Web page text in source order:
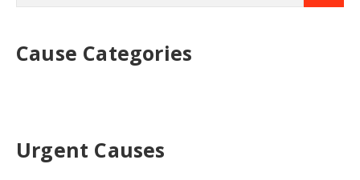
Cause Categories
Urgent Causes